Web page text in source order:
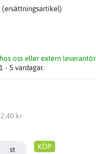
oss eller extern leverantör
1 - 5 vardagar.
kr
st KÖP